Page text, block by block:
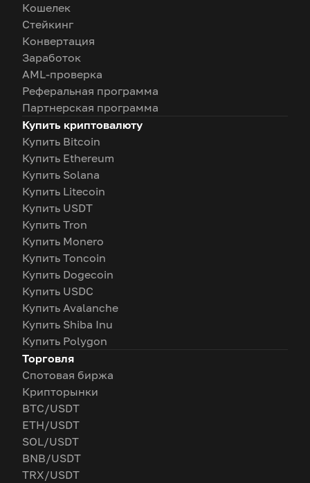
Кошелек
Стейкинг
Конвертация
Заработок
AML-проверка
Реферальная программа
Партнерская программа
Купить криптовалюту
Купить Bitcoin
Купить Ethereum
Купить Solana
Купить Litecoin
Купить USDT
Купить Tron
Купить Monero
Купить Toncoin
Купить Dogecoin
Купить USDC
Купить Avalanche
Купить Shiba Inu
Купить Polygon
Торговля
Спотовая биржа
Крипторынки
BTC/USDT
ETH/USDT
SOL/USDT
BNB/USDT
TRX/USDT